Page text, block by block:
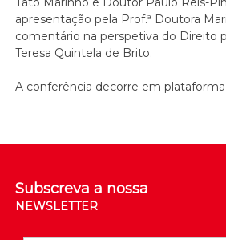
apresentação pela Prof.ª Doutora
comentário na perspetiva do Direito
Teresa Quintela de Brito.
A conferência decorre em
Subscreva a nossa
NEWSLETTER